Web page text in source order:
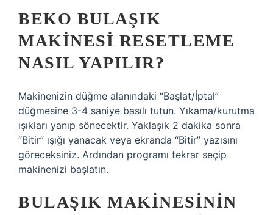
BEKO BULAŞIK
MAKINESI RESETLEME
NASIL YAPILIR?
Makinenizin düğme alanındaki “Başlat/İptal”
düğmesine 3-4 saniye basılı tutun. Yıkama/kurutma
ışıkları yanıp sönecektir. Yaklaşık 2 dakika sonra
“Bitir” ışığı yanacak veya ekranda “Bitir” yazısını
göreceksiniz. Ardından programı tekrar seçip
makinenizi başlatın.
BULAŞIK MAKINESININ